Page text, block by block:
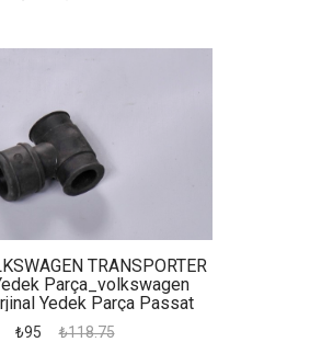
TRANSPORTER
Parça_volkswagen
Yedek Parça Passat
Motor Su Hortumu
₺95 ₺118.75